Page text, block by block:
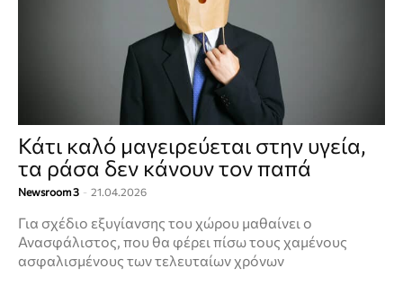
Κάτι καλό μαγειρεύεται στην υγεία,
τα ράσα δεν κάνουν τον παπά
Newsroom 3 - 21.04.2026
Για σχέδιο εξυγίανσης του χώρου μαθαίνει ο
Ανασφάλιστος, που θα φέρει πίσω τους χαμένους
ασφαλισμένους των τελευταίων χρόνων